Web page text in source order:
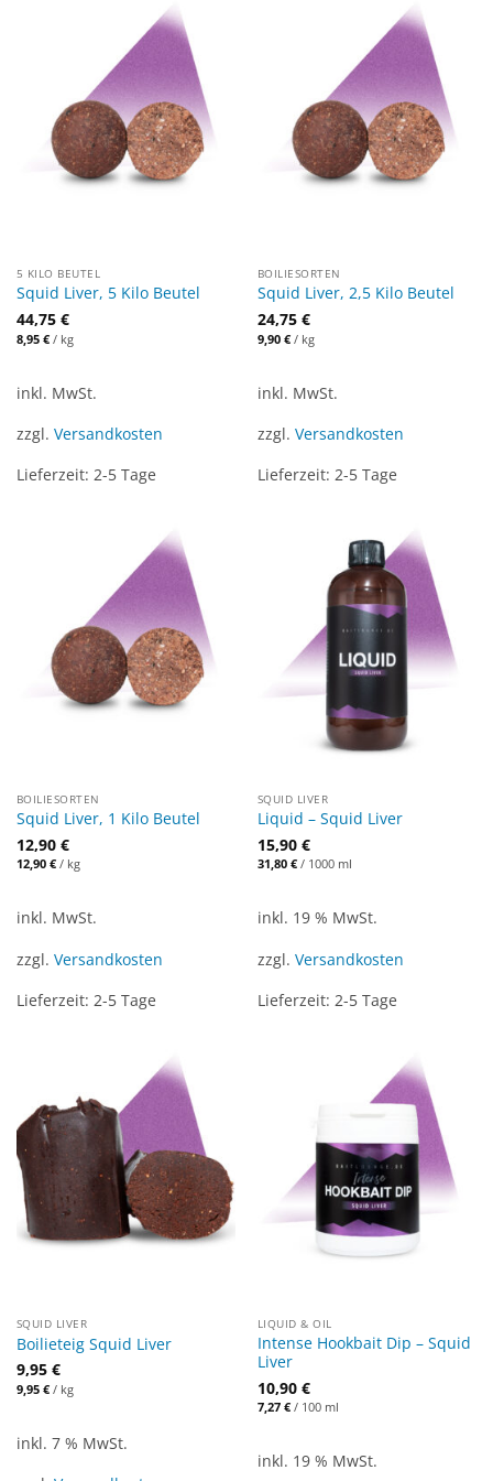
5 KILO BEUTEL
Squid Liver, 5 Kilo Beutel
44,75 €
8,95 €/ kg
inkl. MwSt.
zzgl. Versandkosten
Lieferzeit: 2-5 Tage
BOILIESORTEN
Squid Liver, 2,5 Kilo Beutel
24,75 €
9,90 €/ kg
inkl. MwSt.
zzgl. Versandkosten
Lieferzeit: 2-5 Tage
BOILIESORTEN
Squid Liver, 1 Kilo Beutel
12,90 €
12,90 €/ kg
inkl. MwSt.
zzgl. Versandkosten
Lieferzeit: 2-5 Tage
SQUID LIVER
Liquid – Squid Liver
15,90 €
31,80 €/ 1000 ml
inkl. 19 % MwSt.
zzgl. Versandkosten
Lieferzeit: 2-5 Tage
SQUID LIVER
Boilieteig Squid Liver
9,95 €
9,95 €/ kg
inkl. 7 % MwSt.
LIQUID & OIL
Intense Hookbait Dip – Squid
Liver
10,90 €
7,27 €/ 100 ml
inkl. 19 % MwSt.